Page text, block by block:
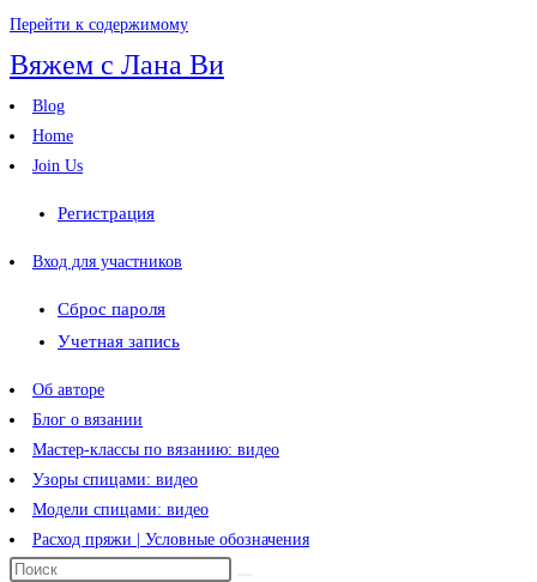
Перейти к содержимому
Вяжем с Лана Ви
Blog
Home
Join Us
Регистрация
Вход для участников
Сброс пароля
Учетная запись
Об авторе
Блог о вязании
Мастер-классы по вязанию: видео
Узоры спицами: видео
Модели спицами: видео
Расход пряжи | Условные обозначения